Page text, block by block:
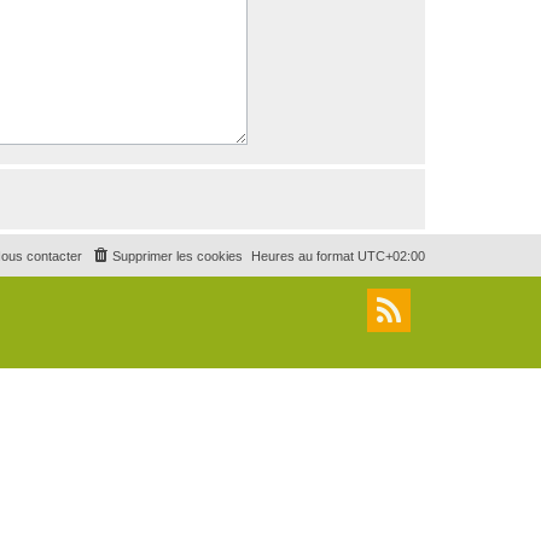
Heures au format UTC+02:00
Supprimer les cookies
contacter